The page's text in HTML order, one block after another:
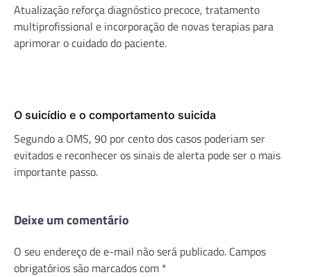
Atualização reforça diagnóstico precoce, tratamento
multiprofissional e incorporação de novas terapias para
aprimorar o cuidado do paciente.
O suicídio e o comportamento suicida
Segundo a OMS, 90 por cento dos casos poderiam ser
evitados e reconhecer os sinais de alerta pode ser o mais
importante passo.
Deixe um comentário
O seu endereço de e-mail não será publicado. Campos
obrigatórios são marcados com *